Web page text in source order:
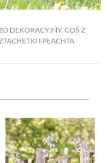
DEKORACYJNY. COŚ Z
I PŁACHTA